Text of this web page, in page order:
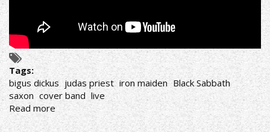
Tags:
bigus dickus judas priest iron maiden Black Sabbath
saxon cover band live
Read more about
BIGUS